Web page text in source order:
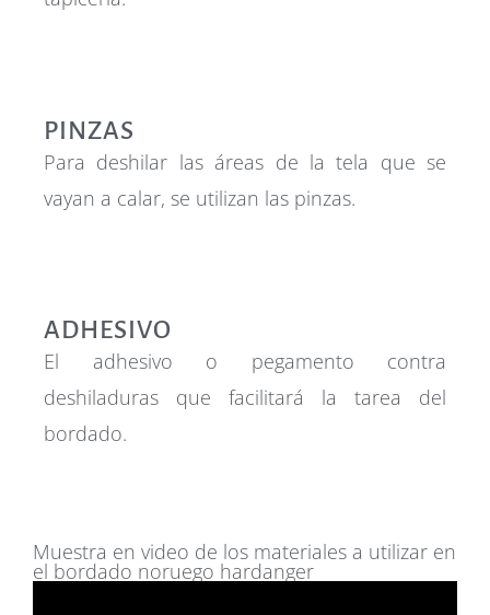
PINZAS
Para deshilar las áreas de la tela que se
vayan a calar, se utilizan las pinzas.
ADHESIVO
El adhesivo o pegamento contra
deshiladuras que facilitará la tarea del
bordado.
Muestra en video de los materiales a utilizar en
el bordado noruego hardanger